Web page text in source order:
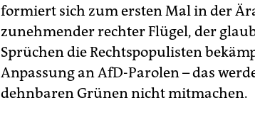
formiert sich zum ersten Mal in der
zunehmender rechter Flügel, der
Sprüchen die Rechtspopulisten
Anpassung an AfD-Parolen – das
dehnbaren Grünen nicht mitmachen.